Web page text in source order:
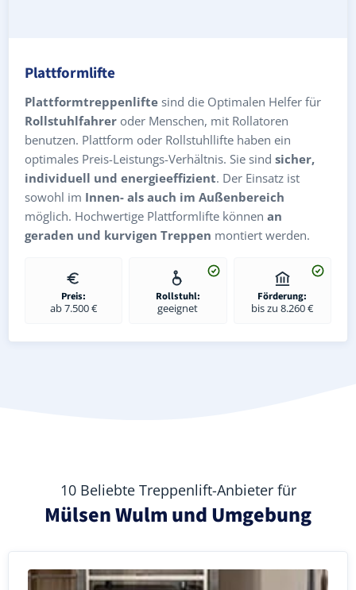
Plattformlifte
Plattformtreppenlifte sind die Optimalen Helfer für
Rollstuhlfahrer oder Menschen, mit Rollatoren
benutzen. Plattform oder Rollstuhllifte haben ein
optimales Preis-Leistungs-Verhältnis. Sie sind sicher,
individuell und energieeffizient. Der Einsatz ist
sowohl im Innen- als auch im Außenbereich
möglich. Hochwertige Plattformlifte können an
geraden und kurvigen Treppen montiert werden.
Preis:
ab 7.500 €
Rollstuhl:
geeignet
Förderung:
bis zu 8.260 €
10 Beliebte Treppenlift-Anbieter für
Mülsen Wulm und Umgebung